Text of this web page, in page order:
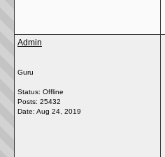
Admin
Guru
Status: Offline
Posts: 25432
Date: Aug 24, 2019